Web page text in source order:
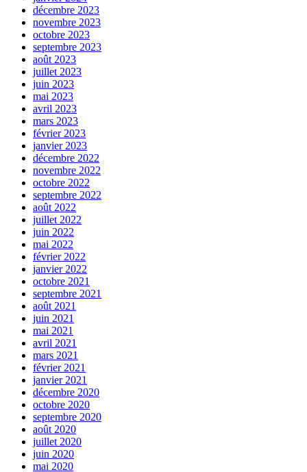
décembre 2023
novembre 2023
octobre 2023
septembre 2023
août 2023
juillet 2023
juin 2023
mai 2023
avril 2023
mars 2023
février 2023
janvier 2023
décembre 2022
novembre 2022
octobre 2022
septembre 2022
août 2022
juillet 2022
juin 2022
mai 2022
février 2022
janvier 2022
octobre 2021
septembre 2021
août 2021
juin 2021
mai 2021
avril 2021
mars 2021
février 2021
janvier 2021
décembre 2020
octobre 2020
septembre 2020
août 2020
juillet 2020
juin 2020
mai 2020